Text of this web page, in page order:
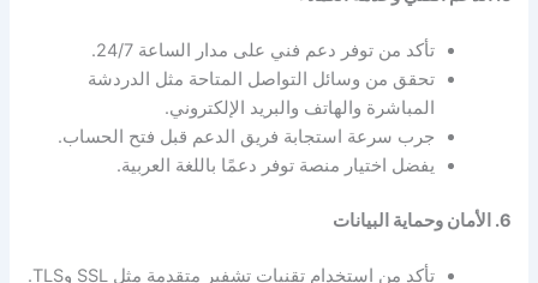
تأكد من توفر دعم فني على مدار الساعة 24/7.
تحقق من وسائل التواصل المتاحة مثل الدردشة
المباشرة والهاتف والبريد الإلكتروني.
جرب سرعة استجابة فريق الدعم قبل فتح الحساب.
يفضل اختيار منصة توفر دعمًا باللغة العربية.
6. الأمان وحماية البيانات
تأكد من استخدام تقنيات تشفير متقدمة مثل SSL وTLS.